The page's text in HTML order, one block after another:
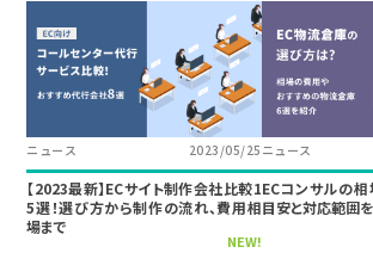
ニュース 2023/05/25 ニュース
【2023最新】ECサイト制作会社比較1
5選！選び方から制作の流れ、費用相
場まで
NEW!
ECコンサルの
目安と対応範囲